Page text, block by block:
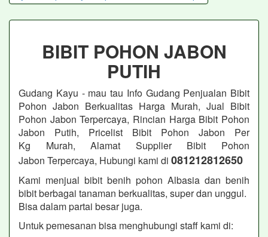
BIBIT POHON JABON
PUTIH
Gudang Kayu - mau tau Info Gudang Penjualan Bibit
Pohon Jabon Berkualitas Harga Murah, Jual Bibit
Pohon Jabon Terpercaya, Rincian Harga Bibit Pohon
Jabon Putih, Pricelist Bibit Pohon Jabon Per
Kg Murah, Alamat Supplier Bibit Pohon
Jabon Terpercaya, Hubungi kami di 081212812650
Kami menjual bibit benih pohon Albasia dan benih
bibit berbagai tanaman berkualitas, super dan unggul.
Bisa dalam partai besar juga.
Untuk pemesanan bisa menghubungi staff kami di: